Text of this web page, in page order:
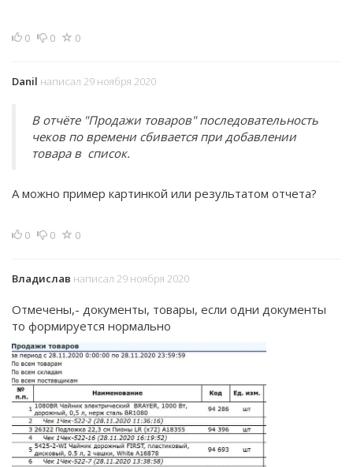
0 0 0
Danil написал 29 ноября 2020
В отчёте "Продажи товаров" последовательность
чеков по времени сбивается при добавлении
товара в список.
А можно пример картинкой или результатом отчета?
0 0 0
Владислав написал 29 ноября 2020
Отмечены,- документы, товары, если одни документы
то формируется нормально